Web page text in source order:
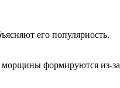
его популярность.
морщины формируются